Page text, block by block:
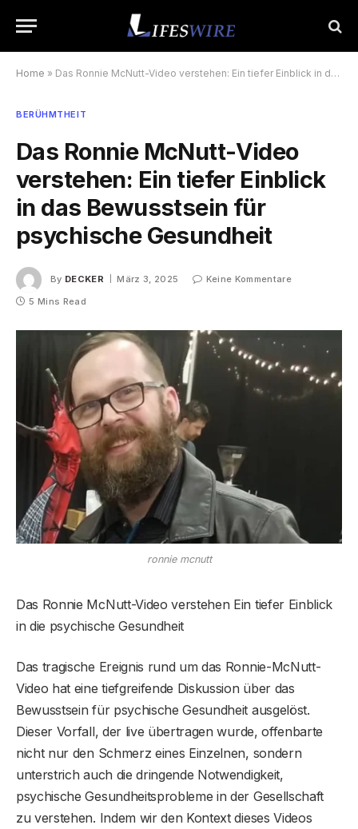
Home » Das Ronnie McNutt-Video verstehen: Ein tiefer Einblick in das Bewusstsein für psychische Gesundheit
BERÜHMTHEIT
Das Ronnie McNutt-Video
verstehen: Ein tiefer Einblick
in das Bewusstsein für
psychische Gesundheit
By DECKER März 3, 2025
Keine Kommentare
5 Mins Read
ronnie mcnutt
Das Ronnie McNutt-Video verstehen Ein tiefer Einblick
in die psychische Gesundheit
Das tragische Ereignis rund um das Ronnie-McNutt-
Video hat eine tiefgreifende Diskussion über das
Bewusstsein für psychische Gesundheit ausgelöst.
Dieser Vorfall, der live übertragen wurde, offenbarte
nicht nur den Schmerz eines Einzelnen, sondern
unterstrich auch die dringende Notwendigkeit,
psychische Gesundheitsprobleme in der Gesellschaft
zu verstehen. Indem wir den Kontext dieses Videos